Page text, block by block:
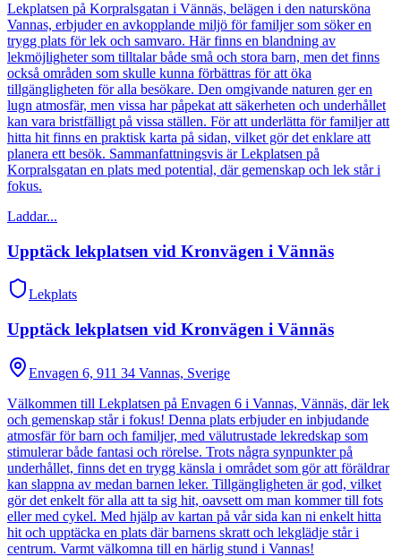
Lekplatsen på Korpralsgatan i Vännäs, belägen i den natursköna
Vannas, erbjuder en avkopplande miljö för familjer som söker en
trygg plats för lek och samvaro. Här finns en blandning av
lekmöjligheter som tilltalar både små och stora barn, men det finns
också områden som skulle kunna förbättras för att öka
tillgängligheten för alla besökare. Den omgivande naturen ger en
lugn atmosfär, men vissa har påpekat att säkerheten och underhållet
kan vara bristfälligt på vissa ställen. För att underlätta för familjer att
hitta hit finns en praktisk karta på sidan, vilket gör det enklare att
planera ett besök. Sammanfattningsvis är Lekplatsen på
Korpralsgatan en plats med potential, där gemenskap och lek står i
fokus.
Laddar...
Upptäck lekplatsen vid Kronvägen i Vännäs
Lekplats
Upptäck lekplatsen vid Kronvägen i Vännäs
Envagen 6, 911 34 Vannas, Sverige
Välkommen till Lekplatsen på Envagen 6 i Vannas, Vännäs, där lek
och gemenskap står i fokus! Denna plats erbjuder en inbjudande
atmosfär för barn och familjer, med välutrustade lekredskap som
stimulerar både fantasi och rörelse. Trots några synpunkter på
underhållet, finns det en trygg känsla i området som gör att föräldrar
kan slappna av medan barnen leker. Tillgängligheten är god, vilket
gör det enkelt för alla att ta sig hit, oavsett om man kommer till fots
eller med cykel. Med hjälp av kartan på vår sida kan ni enkelt hitta
hit och upptäcka en plats där barnens skratt och lekglädje står i
centrum. Varmt välkomna till en härlig stund i Vannas!